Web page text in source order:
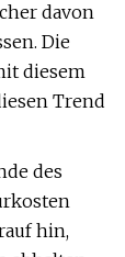
davon
Die
diesem
Trend
des
hin,